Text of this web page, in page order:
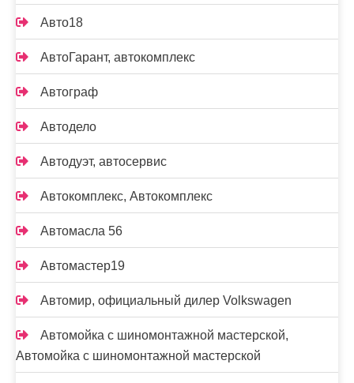
Авто18
АвтоГарант, автокомплекс
Автограф
Автодело
Автодуэт, автосервис
Автокомплекс, Автокомплекс
Автомасла 56
Автомастер19
Автомир, официальный дилер Volkswagen
Автомойка с шиномонтажной мастерской,
Автомойка с шиномонтажной мастерской